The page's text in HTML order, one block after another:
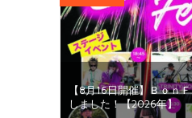
【8月16日開催】Ｂｏｎ
しました！【2026年】